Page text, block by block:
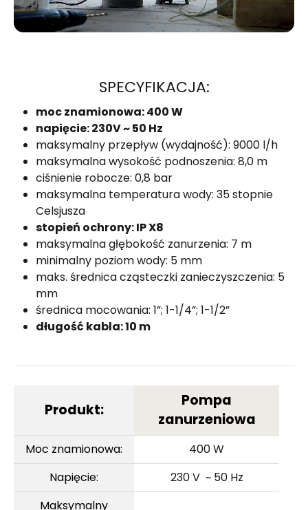
SPECYFIKACJA:
moc znamionowa: 400 W
napięcie: 230V ~ 50 Hz
maksymalny przepływ (wydajność): 9000 l/h
maksymalna wysokość podnoszenia: 8,0 m
ciśnienie robocze: 0,8 bar
maksymalna temperatura wody: 35 stopnie
Celsjusza
stopień ochrony: IP X8
maksymalna głębokość zanurzenia: 7 m
minimalny poziom wody: 5 mm
maks. średnica cząsteczki zanieczyszczenia: 5
mm
średnica mocowania: 1”; 1-1/4”; 1-1/2”
długość kabla: 10 m
Produkt:
Pompa
zanurzeniowa
Moc znamionowa:
400 W
Napięcie:
230 V ~ 50 Hz
Maksymalny